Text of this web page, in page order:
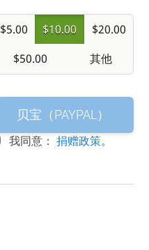
$5.00 $10.00
$20.00
$50.00
其他
贝宝（PAYPAL）
我同意：捐赠政策。